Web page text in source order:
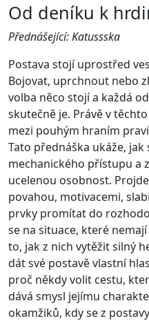
Od deníku k
Přednášející: Katussska
Postava stojí uprostřed
Bojovat, uprchnout nebo
volba něco stojí a každá
skutečně je. Právě v
mezi pouhým hraním
Tato přednáška ukáže,
mechanického přístupu a
ucelenou osobnost.
povahou, motivacemi,
prvky promítat do
se na situace, které
to, jak z nich vytěžit silný
dát své postavě vlastní
proč někdy volit cestu,
dává smysl jejímu
okamžiků, kdy se z